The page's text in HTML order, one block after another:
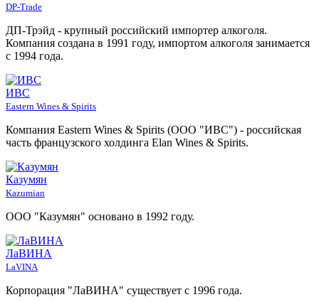
DP-Trade
ДП-Трэйд - крупный российский импортер алкоголя.
Компания создана в 1991 году, импортом алкоголя занимается
с 1994 года.
ИВС
Eastern Wines & Spirits
Компания Eastern Wines & Spirits (ООО "ИВС") - российская
часть французского холдинга Elan Wines & Spirits.
Казумян
Kazumian
ООО "Казумян" основано в 1992 году.
ЛаВИНА
LaVINA
Корпорация "ЛаВИНА" существует с 1996 года.